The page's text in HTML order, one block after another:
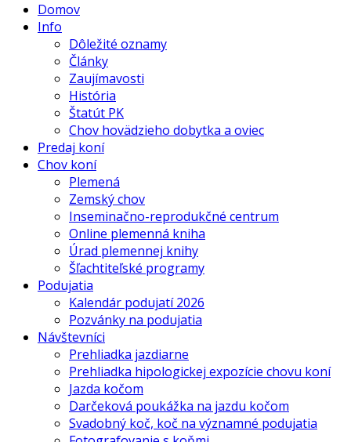
Domov
Info
Dôležité oznamy
Články
Zaujímavosti
História
Štatút PK
Chov hovädzieho dobytka a oviec
Predaj koní
Chov koní
Plemená
Zemský chov
Inseminačno-reprodukčné centrum
Online plemenná kniha
Úrad plemennej knihy
Šľachtiteľské programy
Podujatia
Kalendár podujatí 2026
Pozvánky na podujatia
Návštevníci
Prehliadka jazdiarne
Prehliadka hipologickej expozície chovu koní
Jazda kočom
Darčeková poukážka na jazdu kočom
Svadobný koč, koč na významné podujatia